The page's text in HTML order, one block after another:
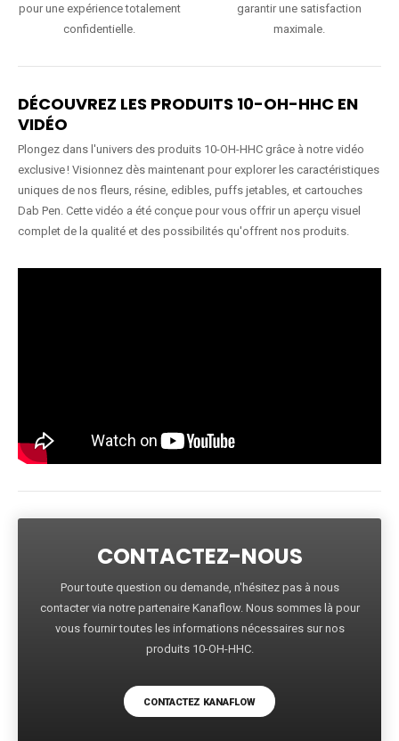
pour une expérience totalement
confidentielle.
garantir une satisfaction
maximale.
DÉCOUVREZ LES PRODUITS 10-OH-HHC EN
VIDÉO
Plongez dans l'univers des produits 10-OH-HHC grâce à notre vidéo
exclusive ! Visionnez dès maintenant pour explorer les caractéristiques
uniques de nos fleurs, résine, edibles, puffs jetables, et cartouches
Dab Pen. Cette vidéo a été conçue pour vous offrir un aperçu visuel
complet de la qualité et des possibilités qu'offrent nos produits.
CONTACTEZ-NOUS
Pour toute question ou demande, n'hésitez pas à nous
contacter via notre partenaire Kanaflow. Nous sommes là pour
vous fournir toutes les informations nécessaires sur nos
produits 10-OH-HHC.
CONTACTEZ KANAFLOW